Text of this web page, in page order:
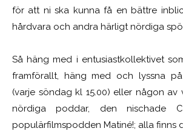
för att ni ska kunna få en bättre
hårdvara och andra härligt nördiga
Så häng med i entusiastkollektivet
framförallt, häng med och lyssna
(varje söndag kl 15.00) eller någon av
nördiga poddar, den nischade
populärfilmspodden Matiné!; alla finns